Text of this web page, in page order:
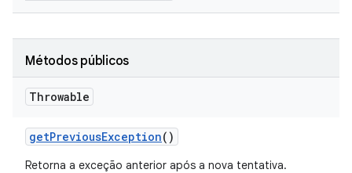
Métodos públicos
Throwable
getPreviousException()
Retorna a exceção anterior após a nova tentativa.